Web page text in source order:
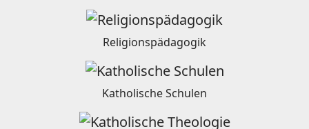
Religionspädagogik
Katholische Schulen